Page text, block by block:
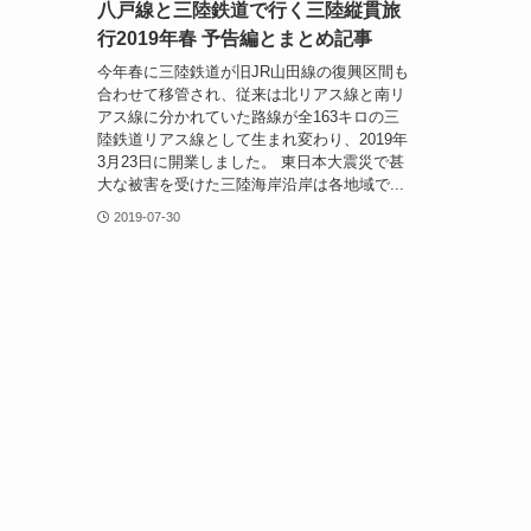
八戸線と三陸鉄道で行く三陸縦貫旅
行2019年春 予告編とまとめ記事
今年春に三陸鉄道が旧JR山田線の復興区間も
合わせて移管され、従来は北リアス線と南リ
アス線に分かれていた路線が全163キロの三
陸鉄道リアス線として生まれ変わり、2019年
3月23日に開業しました。 東日本大震災で甚
大な被害を受けた三陸海岸沿岸は各地域で...
2019-07-30